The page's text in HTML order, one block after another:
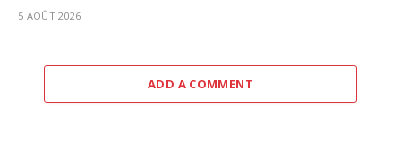
5 AOÛT 2026
ADD A COMMENT